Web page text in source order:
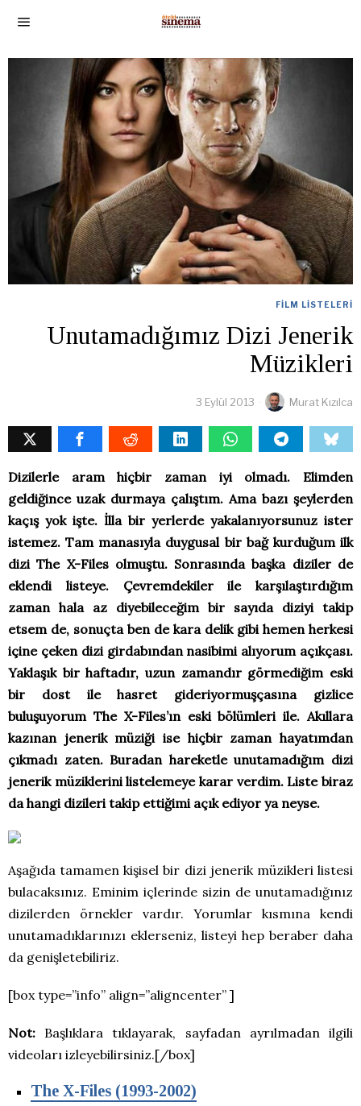
FILM LISTELERI
Unutamadığımız Dizi Jenerik
Müzikleri
3 Eylül 2013 Murat Kızılca
Dizilerle aram hiçbir zaman iyi olmadı. Elimden
geldiğince uzak durmaya çalıştım. Ama bazı şeylerden
kaçış yok işte. İlla bir yerlerde yakalanıyorsunuz ister
istemez. Tam manasıyla duygusal bir bağ kurduğum ilk
dizi The X-Files olmuştu. Sonrasında başka diziler de
eklendi listeye. Çevremdekiler ile karşılaştırdığım
zaman hala az diyebileceğim bir sayıda diziyi takip
etsem de, sonuçta ben de kara delik gibi hemen herkesi
içine çeken dizi girdabından nasibimi alıyorum açıkçası.
Yaklaşık bir haftadır, uzun zamandır görmediğim eski
bir dost ile hasret gideriyormuşçasına gizlice
buluşuyorum The X-Files’ın eski bölümleri ile. Akıllara
kazınan jenerik müziği ise hiçbir zaman hayatımdan
çıkmadı zaten. Buradan hareketle unutamadığım dizi
jenerik müziklerini listelemeye karar verdim. Liste biraz
da hangi dizileri takip ettiğimi açık ediyor ya neyse.
Aşağıda tamamen kişisel bir dizi jenerik müzikleri listesi
bulacaksınız. Eminim içlerinde sizin de unutamadığınız
dizilerden örnekler vardır. Yorumlar kısmına kendi
unutamadıklarınızı eklerseniz, listeyi hep beraber daha
da genişletebiliriz.
[box type=”info” align=”aligncenter” ]
Not: Başlıklara tıklayarak, sayfadan ayrılmadan ilgili
videoları izleyebilirsiniz.[/box]
The X-Files (1993-2002)